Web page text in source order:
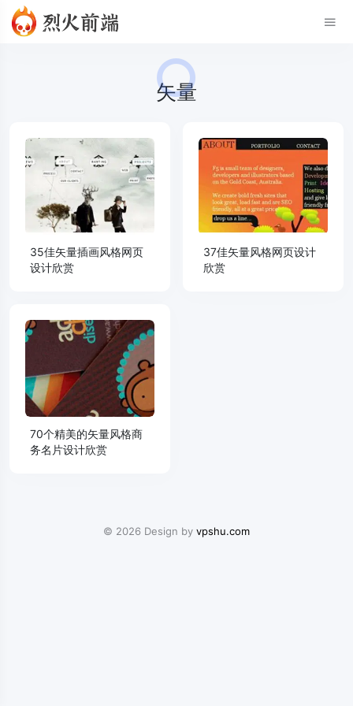
矢量
35佳矢量插画风格网页
设计欣赏
37佳矢量风格网页设计
欣赏
70个精美的矢量风格商
务名片设计欣赏
© 2026 Design by vpshu.com